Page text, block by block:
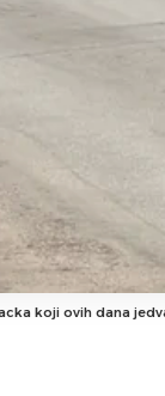
koji ovih dana